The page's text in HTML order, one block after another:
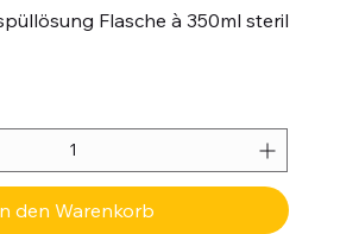
Flasche à 350ml steril
den Warenkorb